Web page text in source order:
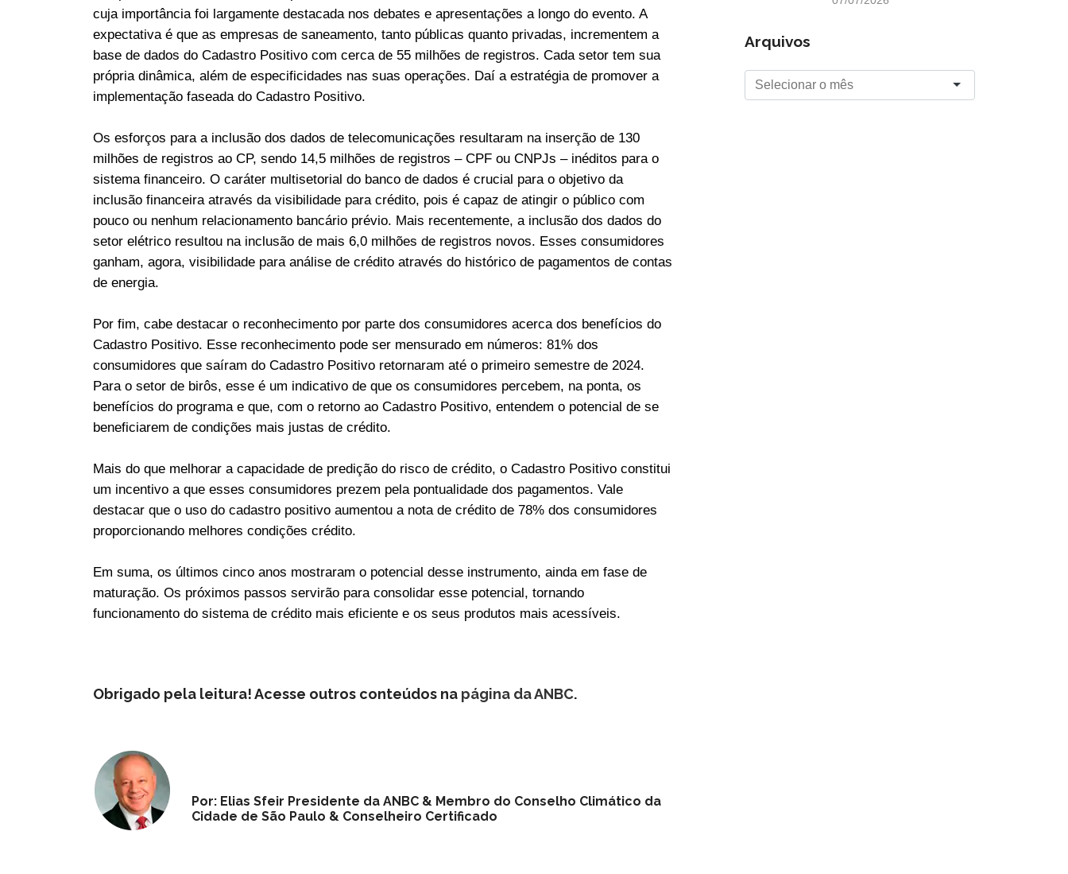
cuja importância foi largamente destacada nos debates e apresentações a longo do evento. A
expectativa é que as empresas de saneamento, tanto públicas quanto privadas, incrementem a
base de dados do Cadastro Positivo com cerca de 55 milhões de registros. Cada setor tem sua
própria dinâmica, além de especificidades nas suas operações. Daí a estratégia de promover a
implementação faseada do Cadastro Positivo.
Os esforços para a inclusão dos dados de telecomunicações resultaram na inserção de 130
milhões de registros ao CP, sendo 14,5 milhões de registros – CPF ou CNPJs – inéditos para o
sistema financeiro. O caráter multisetorial do banco de dados é crucial para o objetivo da
inclusão financeira através da visibilidade para crédito, pois é capaz de atingir o público com
pouco ou nenhum relacionamento bancário prévio. Mais recentemente, a inclusão dos dados do
setor elétrico resultou na inclusão de mais 6,0 milhões de registros novos. Esses consumidores
ganham, agora, visibilidade para análise de crédito através do histórico de pagamentos de contas
de energia.
Por fim, cabe destacar o reconhecimento por parte dos consumidores acerca dos benefícios do
Cadastro Positivo. Esse reconhecimento pode ser mensurado em números: 81% dos
consumidores que saíram do Cadastro Positivo retornaram até o primeiro semestre de 2024.
Para o setor de birôs, esse é um indicativo de que os consumidores percebem, na ponta, os
benefícios do programa e que, com o retorno ao Cadastro Positivo, entendem o potencial de se
beneficiarem de condições mais justas de crédito.
Mais do que melhorar a capacidade de predição do risco de crédito, o Cadastro Positivo constitui
um incentivo a que esses consumidores prezem pela pontualidade dos pagamentos. Vale
destacar que o uso do cadastro positivo aumentou a nota de crédito de 78% dos consumidores
proporcionando melhores condições crédito.
Em suma, os últimos cinco anos mostraram o potencial desse instrumento, ainda em fase de
maturação. Os próximos passos servirão para consolidar esse potencial, tornando
funcionamento do sistema de crédito mais eficiente e os seus produtos mais acessíveis.
Obrigado pela leitura! Acesse outros conteúdos na página da ANBC.
Por: Elias Sfeir Presidente da ANBC & Membro do Conselho Climático da
Cidade de São Paulo & Conselheiro Certificado
Arquivos